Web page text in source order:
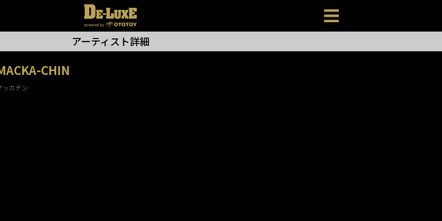
アーティスト詳細
CHIN
ッカチン